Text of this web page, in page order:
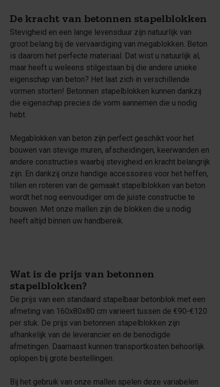
De kracht van betonnen stapelblokken
Stevigheid en een lange levensduur zijn natuurlijk van
groot belang bij de vervaardiging van megablokken. Beton
is daarom het perfecte materiaal. Dat wist u natuurlijk al,
maar heeft u weleens stilgestaan bij die andere unieke
eigenschap van beton? Het laat zich in verschillende
vormen storten! Betonnen stapelblokken kunnen dankzij
die eigenschap precies de vorm aannemen die u nodig
hebt.
Megablokken van beton zijn perfect geschikt voor het
bouwen van stevige muren, afscheidingen, keerwanden en
andere constructies waarbij stevigheid en kracht belangrijk
zijn. En dankzij onze handige accessoires voor het heffen,
tillen en roteren van de gemaakt stapelblokken van beton
wordt het nog eenvoudiger om de juiste constructie te
bouwen. Met onze mallen zijn de blokken die u nodig
heeft altijd binnen uw handbereik.
Wat is de prijs van betonnen
stapelblokken?
De prijs van een standaard stapelbaar betonblok met een
afmeting van 160x80x80 cm varieert tussen de €90-€120
per stuk. De prijs van betonnen stapelblokken zijn
afhankelijk van de leverancier en de benodigde
afmetingen. Daarnaast kunnen transportkosten behoorlijk
oplopen bij grote bestellingen.
Bij het gebruik van onze mallen spelen deze variabelen